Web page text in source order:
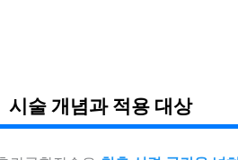
시술 개념과 적용 대상